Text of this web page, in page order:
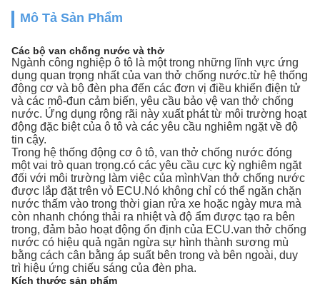
Mô Tả Sản Phẩm
Các bộ van chống nước và thở
Ngành công nghiệp ô tô là một trong những lĩnh vực ứng
dụng quan trọng nhất của van thở chống nước.từ hệ thống
động cơ và bộ đèn pha đến các đơn vị điều khiển điện tử
và các mô-đun cảm biến, yêu cầu bảo vệ van thở chống
nước. Ứng dụng rộng rãi này xuất phát từ môi trường hoạt
động đặc biệt của ô tô và các yêu cầu nghiêm ngặt về độ
tin cậy.
Trong hệ thống động cơ ô tô, van thở chống nước đóng
một vai trò quan trọng.có các yêu cầu cực kỳ nghiêm ngặt
đối với môi trường làm việc của mìnhVan thở chống nước
được lắp đặt trên vỏ ECU.Nó không chỉ có thể ngăn chặn
nước thấm vào trong thời gian rửa xe hoặc ngày mưa mà
còn nhanh chóng thải ra nhiệt và độ ẩm được tạo ra bên
trong, đảm bảo hoạt động ổn định của ECU.van thở chống
nước có hiệu quả ngăn ngừa sự hình thành sương mù
bằng cách cân bằng áp suất bên trong và bên ngoài, duy
trì hiệu ứng chiếu sáng của đèn pha.
Kích thước sản phẩm